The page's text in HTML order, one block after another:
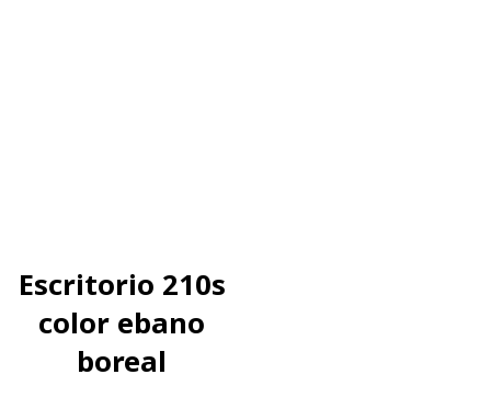
Escritorio 210s
color ebano
boreal